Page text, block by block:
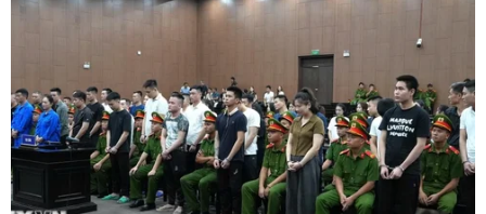
Một đoàn nghệ thuật của Triều Tiên gồm 280 người đã
biểu diễn tại thủ đô Bắc Kinh của Trung Quốc, thể hiện
quan hệ hữu nghị giữa hai nước trước thềm cuộc gặp
thượng đỉnh Mỹ-Triều Tiên lần thứ hai.